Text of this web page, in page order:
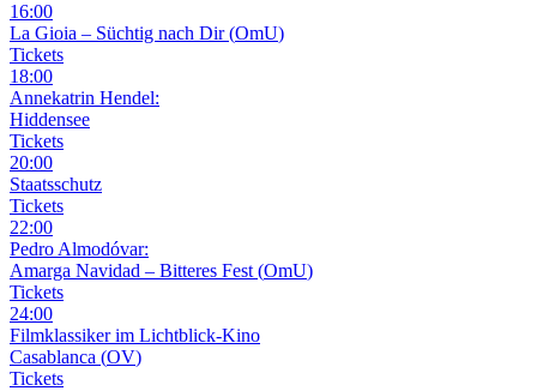
16:00
La Gioia – Süchtig nach Dir (OmU)
Tickets
18:00
Annekatrin Hendel:
Hiddensee
Tickets
20:00
Staatsschutz
Tickets
22:00
Pedro Almodóvar:
Amarga Navidad – Bitteres Fest (OmU)
Tickets
24:00
Filmklassiker im Lichtblick-Kino
Casablanca (OV)
Tickets